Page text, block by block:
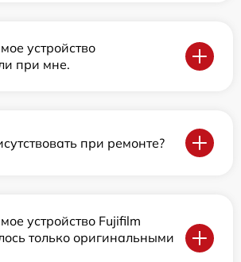
устройство
при мне.
при ремонте?
устройство Fujifilm
только оригинальными